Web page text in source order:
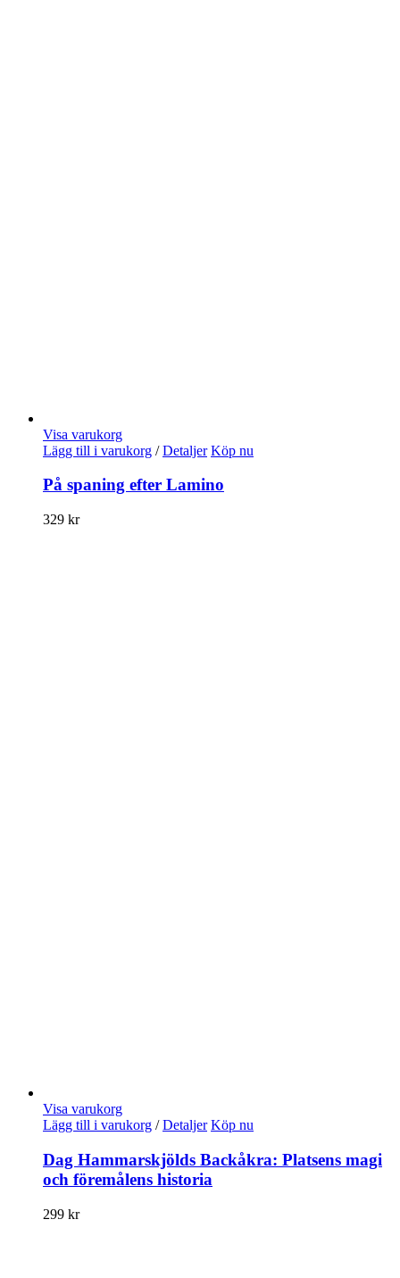
Visa varukorg
Lägg till i varukorg / Detaljer Köp nu
På spaning efter Lamino
329 kr
Visa varukorg
Lägg till i varukorg / Detaljer Köp nu
Dag Hammarskjölds Backåkra: Platsens magi
och föremålens historia
299 kr